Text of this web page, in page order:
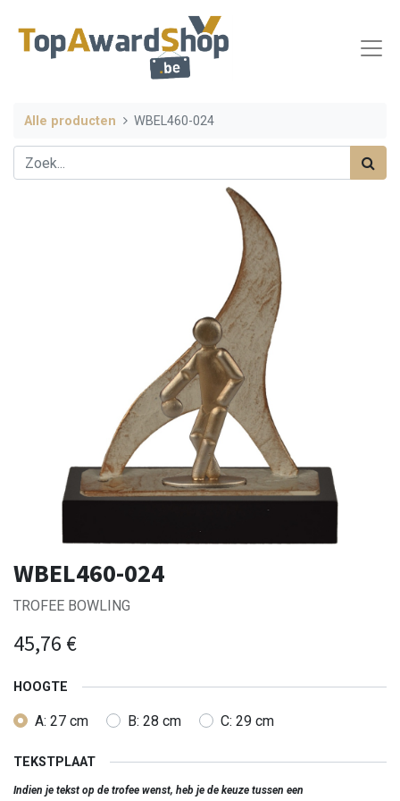
Alle producten WBEL460-024
WBEL460-024
TROFEE BOWLING
45,76 €
HOOGTE
A: 27 cm B: 28 cm C: 29 cm
TEKSTPLAAT
Indien je tekst op de trofee wenst, heb je de keuze tussen een